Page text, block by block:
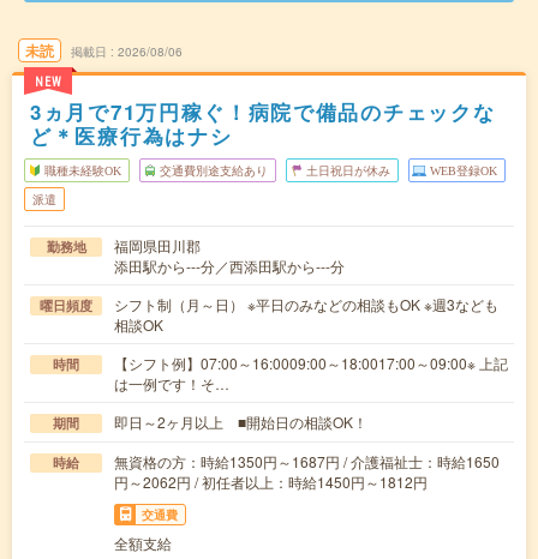
未読
NEW
掲載日 2026/08/06
3ヵ月で71万円稼ぐ！病院で備品のチェックな
ど＊医療行為はナシ
職種未経験OK 交通費別途支給あり 土日祝日が休み WEB登録OK
派遣
勤務地
福岡県田川郡
添田駅から---分／西添田駅から---分
曜日頻度
シフト制（月～日） ※平日のみなどの相談もOK ※週3なども
相談OK
時間
【シフト例】07:00～16:0009:00～18:0017:00～09:00※ 上記
は一例です！そ…
期間 即日～2ヶ月以上 ■開始日の相談OK！
時給
無資格の方：時給1350円～1687円 / 介護福祉士：時給1650
円～2062円 / 初任者以上：時給1450円～1812円
交通費
全額支給